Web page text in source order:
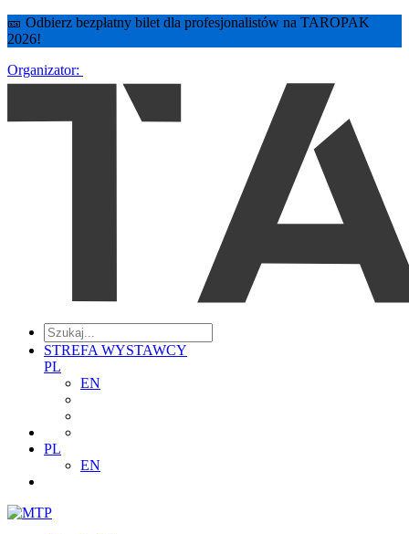
🎫 Odbierz bezpłatny bilet dla profesjonalistów na TAROPAK
2026!
Organizator:
STREFA WYSTAWCY
PL
EN
PL
EN